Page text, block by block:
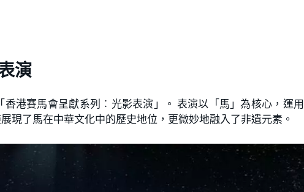
演
港賽馬會呈獻系列︰光影表演」。 表演以「馬」為核心，運
現了馬在中華文化中的歷史地位，更微妙地融入了非遺元素。